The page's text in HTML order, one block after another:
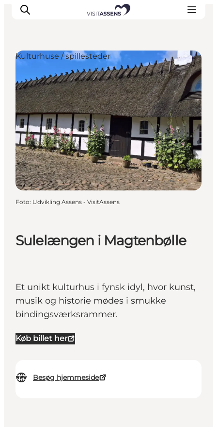
Overnatning
Oplevelser
Spis & drik
Det sker
Åbningstider
Sulelængen i Magtenbølle
Et unikt kulturhus i fynsk idyl, hvor kunst,
musik og historie mødes i smukke
bindingsværksrammer.
Køb billet her
Besøg hjemmeside
Kulturhuse / spillesteder
Foto: Udvikling Assens - VisitAssens